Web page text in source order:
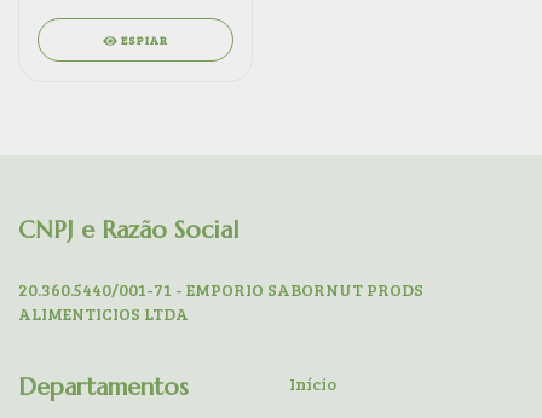
ESPIAR
CNPJ e Razão Social
20.360.5440/001-71 - EMPORIO SABORNUT PRODS
ALIMENTICIOS LTDA
Departamentos Início